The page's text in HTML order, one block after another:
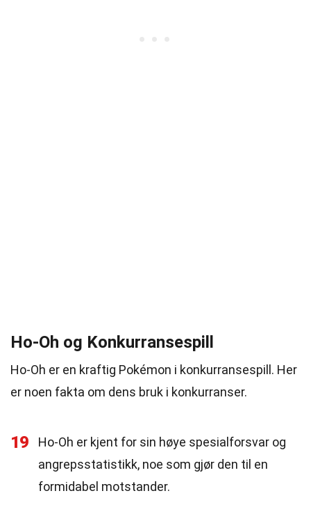
Ho-Oh og Konkurransespill
Ho-Oh er en kraftig Pokémon i konkurransespill. Her
er noen fakta om dens bruk i konkurranser.
19
Ho-Oh er kjent for sin høye spesialforsvar og
angrepsstatistikk, noe som gjør den til en
formidabel motstander.